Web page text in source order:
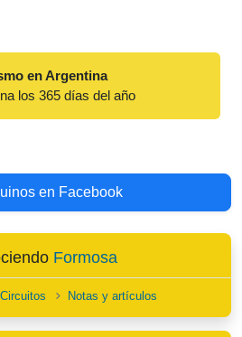
en Argentina
los 365 días del año
en Facebook
Formosa
Circuitos Notas y artículos